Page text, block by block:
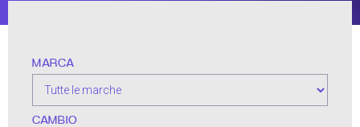
MARCA
CAMBIO